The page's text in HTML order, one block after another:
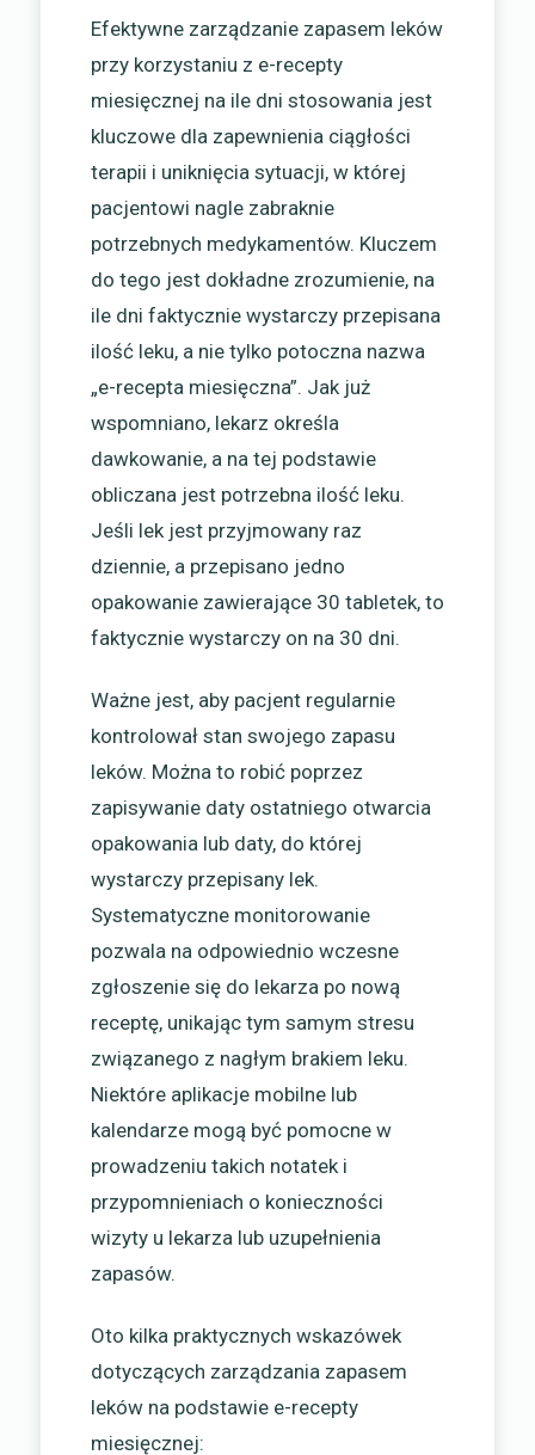
Efektywne zarządzanie zapasem leków
przy korzystaniu z e-recepty
miesięcznej na ile dni stosowania jest
kluczowe dla zapewnienia ciągłości
terapii i uniknięcia sytuacji, w której
pacjentowi nagle zabraknie
potrzebnych medykamentów. Kluczem
do tego jest dokładne zrozumienie, na
ile dni faktycznie wystarczy przepisana
ilość leku, a nie tylko potoczna nazwa
„e-recepta miesięczna”. Jak już
wspomniano, lekarz określa
dawkowanie, a na tej podstawie
obliczana jest potrzebna ilość leku.
Jeśli lek jest przyjmowany raz
dziennie, a przepisano jedno
opakowanie zawierające 30 tabletek, to
faktycznie wystarczy on na 30 dni.
Ważne jest, aby pacjent regularnie
kontrolował stan swojego zapasu
leków. Można to robić poprzez
zapisywanie daty ostatniego otwarcia
opakowania lub daty, do której
wystarczy przepisany lek.
Systematyczne monitorowanie
pozwala na odpowiednio wczesne
zgłoszenie się do lekarza po nową
receptę, unikając tym samym stresu
związanego z nagłym brakiem leku.
Niektóre aplikacje mobilne lub
kalendarze mogą być pomocne w
prowadzeniu takich notatek i
przypomnieniach o konieczności
wizyty u lekarza lub uzupełnienia
zapasów.
Oto kilka praktycznych wskazówek
dotyczących zarządzania zapasem
leków na podstawie e-recepty
miesięcznej: